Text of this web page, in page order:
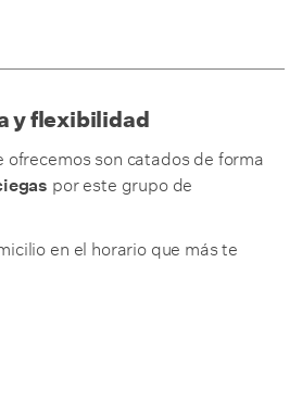
y flexibilidad
ofrecemos son catados de forma
por este grupo de
en el horario que más te